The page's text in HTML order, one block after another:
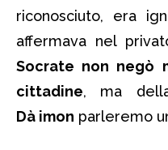
riconosciuto, era
affermava nel
Socrate non negò
cittadine, ma
Dà imon parleremo